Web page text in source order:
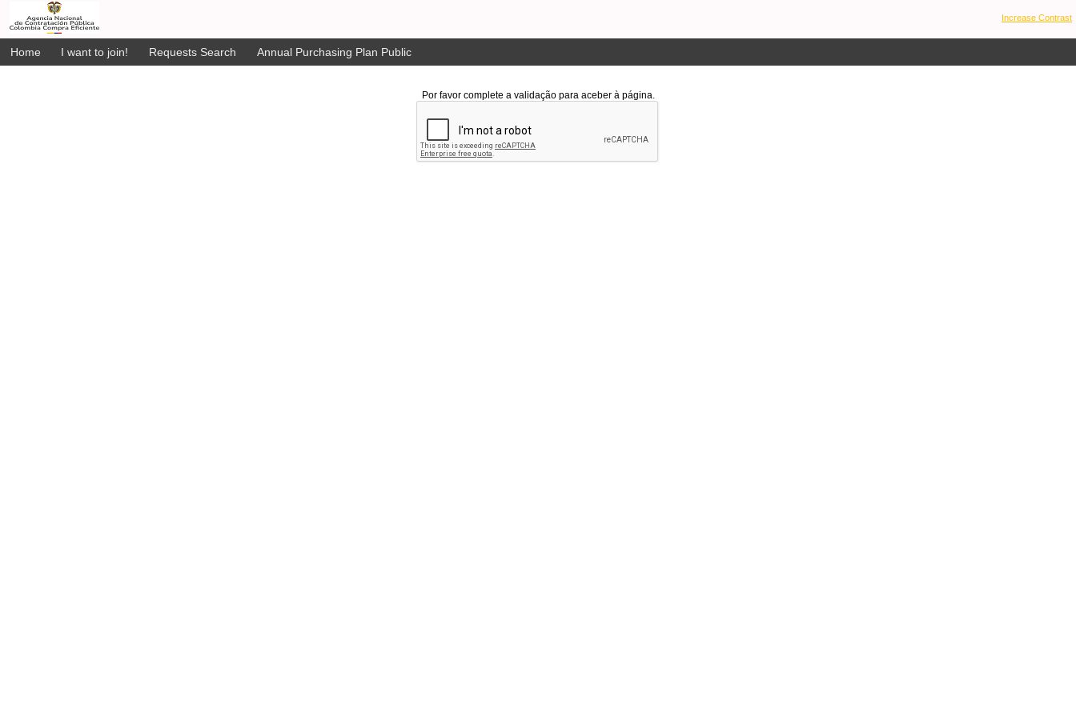
Increase Contrast
Home I want to join! Requests Search Annual Purchasing Plan Public
Por favor complete a validação para aceber à página.